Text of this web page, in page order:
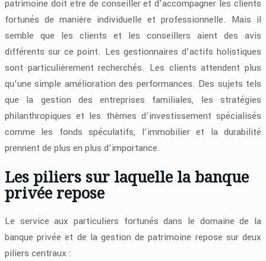
patrimoine doit être de conseiller et d’accompagner les clients
fortunés de manière individuelle et professionnelle. Mais il
semble que les clients et les conseillers aient des avis
différents sur ce point. Les gestionnaires d’actifs holistiques
sont particulièrement recherchés. Les clients attendent plus
qu’une simple amélioration des performances. Des sujets tels
que la gestion des entreprises familiales, les stratégies
philanthropiques et les thèmes d’investissement spécialisés
comme les fonds spéculatifs, l’immobilier et la durabilité
prennent de plus en plus d’importance.
Les piliers sur laquelle la banque
privée repose
Le service aux particuliers fortunés dans le domaine de la
banque privée et de la gestion de patrimoine repose sur deux
piliers centraux :